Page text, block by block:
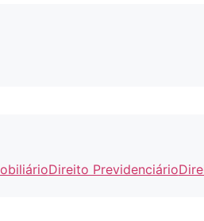
Direito Previdenciário